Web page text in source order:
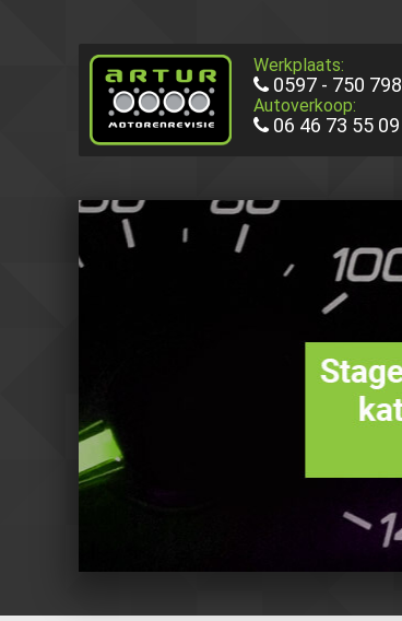
Werkplaats:
0597 - 750 798
Autoverkoop:
06 46 73 55 09